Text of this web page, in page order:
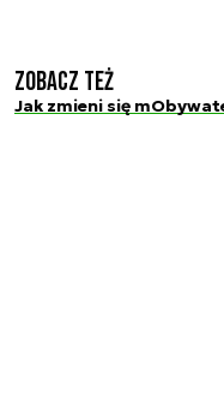
Zobacz też
Jak zmieni się